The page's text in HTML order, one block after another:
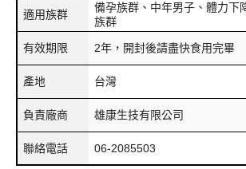
適用族群
備孕族群、中年男子、體力下
族群
有效期限 2年，開封後請盡快食用完畢
產地 台灣
負責廠商 雄康生技有限公司
聯絡電話 06-2085503